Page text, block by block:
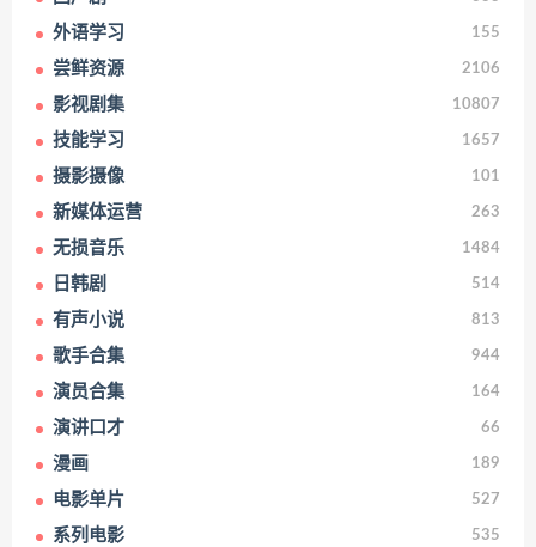
外语学习 155
尝鲜资源 2106
影视剧集 10807
技能学习 1657
摄影摄像 101
新媒体运营 263
无损音乐 1484
日韩剧 514
有声小说 813
歌手合集 944
演员合集 164
演讲口才 66
漫画 189
电影单片 527
系列电影 535